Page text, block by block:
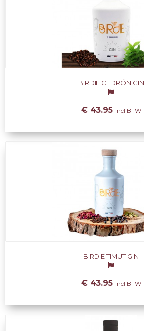
BIRDIE CEDRÓN GIN
€ 43.95 incl BTW
BIRDIE TIMUT GIN
€ 43.95 incl BTW